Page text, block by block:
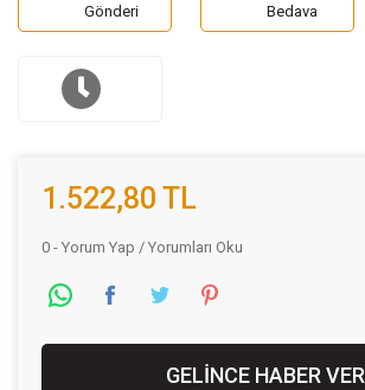
Gönderi
Bedava
1.522,80 TL
0 - Yorum Yap / Yorumları Oku
GELİNCE HABER VER